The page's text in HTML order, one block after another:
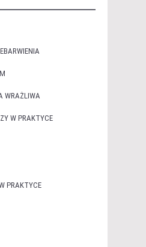
WRAŻLIWA
W PRAKTYCE
PRAKTYCE